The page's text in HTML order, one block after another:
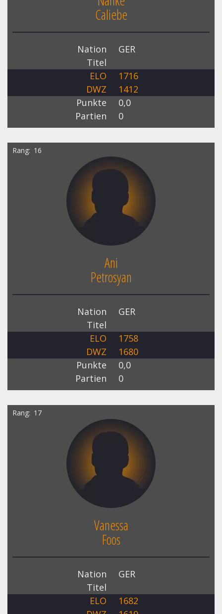
Caliebe
Nation
GER
Titel
ELO
1716
DWZ
1412
Punkte
0,0
Partien
0
Rang 16
Ani
Petrosyan
Nation
GER
Titel
ELO
1758
DWZ
1680
Punkte
0,0
Partien
0
Rang 17
Vanessa
Foos
Nation
GER
Titel
ELO
1682